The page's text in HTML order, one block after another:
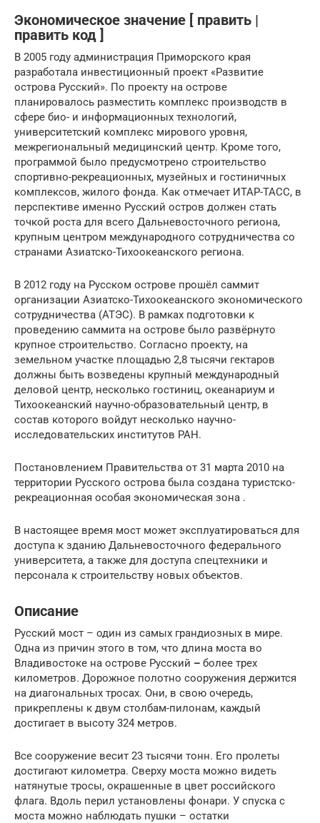
Экономическое значение [ править |
править код ]
В 2005 году администрация Приморского края
разработала инвестиционный проект «Развитие
острова Русский». По проекту на острове
планировалось разместить комплекс производств в
сфере био- и информационных технологий,
университетский комплекс мирового уровня,
межрегиональный медицинский центр. Кроме того,
программой было предусмотрено строительство
спортивно-рекреационных, музейных и гостиничных
комплексов, жилого фонда. Как отмечает ИТАР-ТАСС, в
перспективе именно Русский остров должен стать
точкой роста для всего Дальневосточного региона,
крупным центром международного сотрудничества со
странами Азиатско-Тихоокеанского региона.
В 2012 году на Русском острове прошёл саммит
организации Азиатско-Тихоокеанского экономического
сотрудничества (АТЭС). В рамках подготовки к
проведению саммита на острове было развёрнуто
крупное строительство. Согласно проекту, на
земельном участке площадью 2,8 тысячи гектаров
должны быть возведены крупный международный
деловой центр, несколько гостиниц, океанариум и
Тихоокеанский научно-образовательный центр, в
состав которого войдут несколько научно-
исследовательских институтов РАН.
Постановлением Правительства от 31 марта 2010 на
территории Русского острова была создана туристско-
рекреационная особая экономическая зона .
В настоящее время мост может эксплуатироваться для
доступа к зданию Дальневосточного федерального
университета, а также для доступа спецтехники и
персонала к строительству новых объектов.
Описание
Русский мост – один из самых грандиозных в мире.
Одна из причин этого в том, что длина моста во
Владивостоке на острове Русский – более трех
километров. Дорожное полотно сооружения держится
на диагональных тросах. Они, в свою очередь,
прикреплены к двум столбам-пилонам, каждый
достигает в высоту 324 метров.
Все сооружение весит 23 тысячи тонн. Его пролеты
достигают километра. Сверху моста можно видеть
натянутые тросы, окрашенные в цвет российского
флага. Вдоль перил установлены фонари. У спуска с
моста можно наблюдать пушки – остатки